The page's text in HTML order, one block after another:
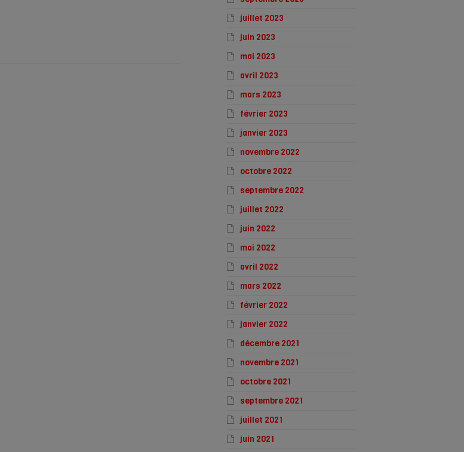
juillet 2023
juin 2023
mai 2023
avril 2023
mars 2023
février 2023
janvier 2023
novembre 2022
octobre 2022
septembre 2022
juillet 2022
juin 2022
mai 2022
avril 2022
mars 2022
février 2022
janvier 2022
décembre 2021
novembre 2021
octobre 2021
septembre 2021
juillet 2021
juin 2021